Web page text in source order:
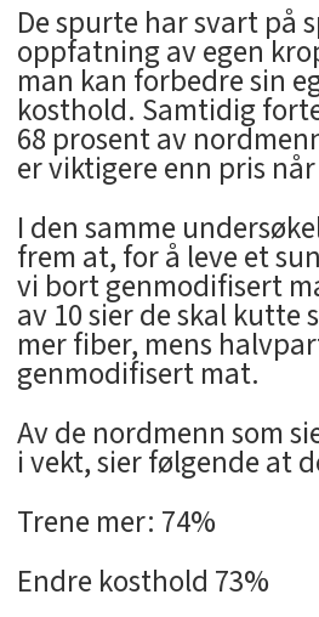
De spurte har svart på
oppfatning av egen
man kan forbedre sin
kosthold. Samtidig
68 prosent av
er viktigere enn pris
I den samme
frem at, for å leve et
vi bort genmodifisert
av 10 sier de skal kutte
mer fiber, mens
genmodifisert mat.
Av de nordmenn som
i vekt, sier følgende at
Trene mer: 74%
Endre kosthold 73%